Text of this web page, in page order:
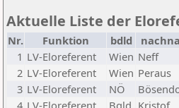
Aktuelle Liste der
Nr. Funktion bdld
1 LV-Eloreferent Wien Neff
2 LV-Eloreferent Wien Peraus
3 LV-Eloreferent NÖ